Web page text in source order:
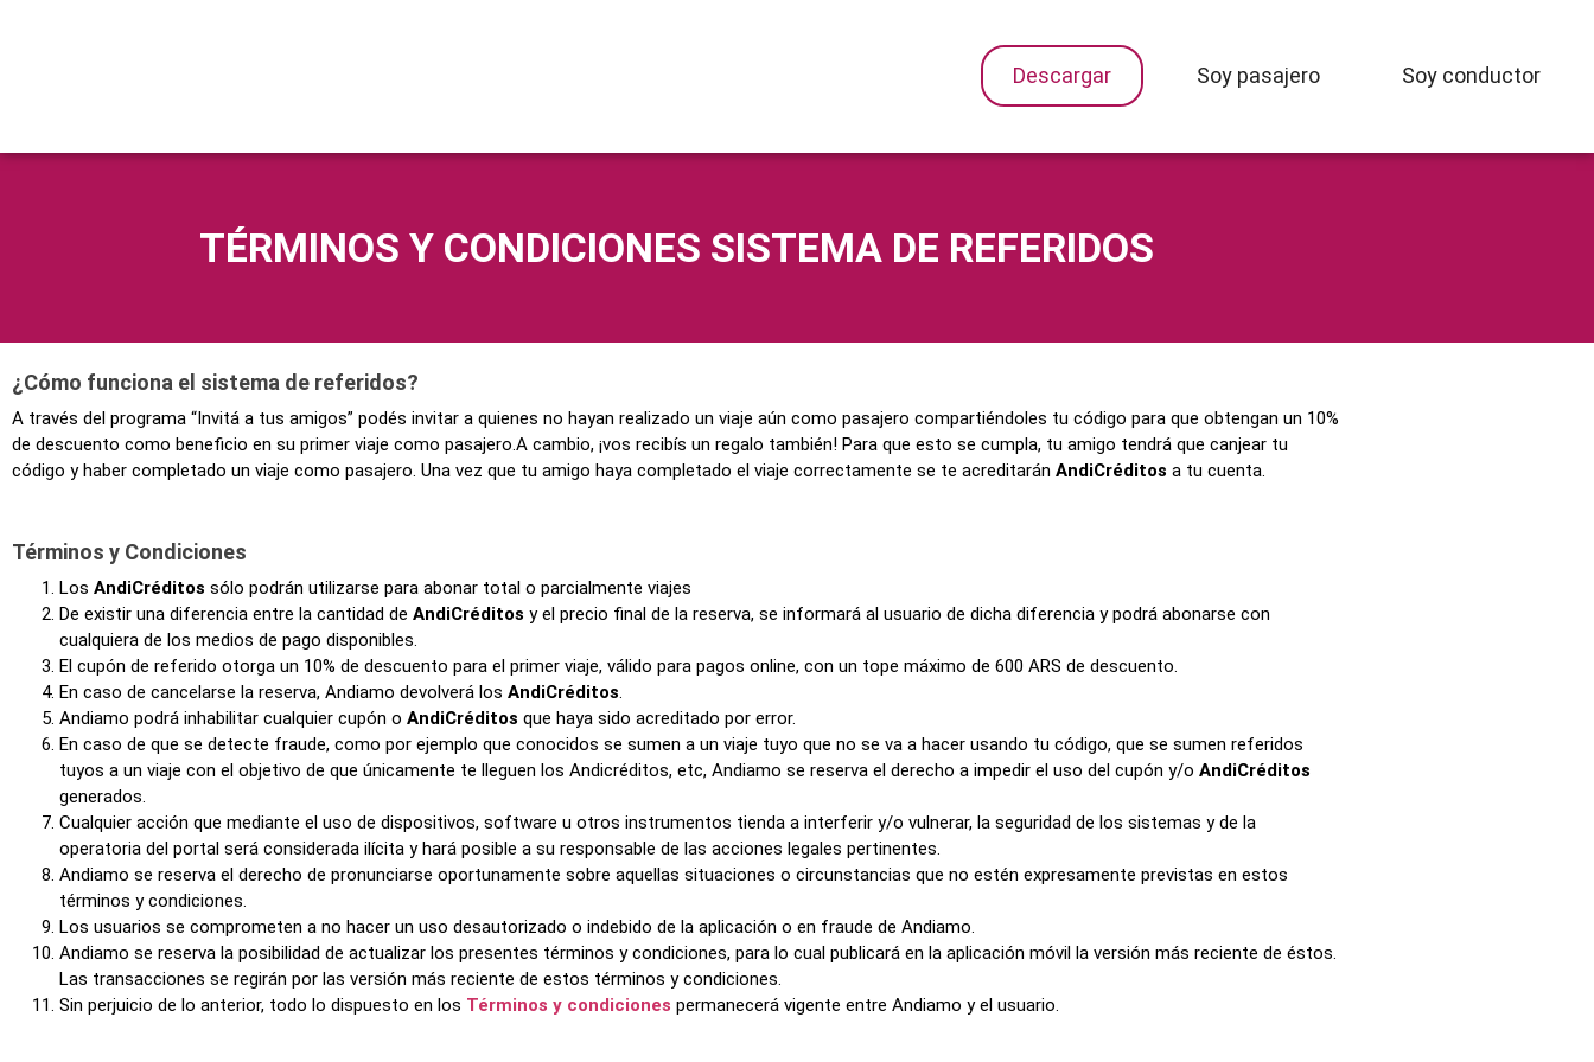
Descargar Soy pasajero Soy conductor
TÉRMINOS Y CONDICIONES SISTEMA DE REFERIDOS
¿Cómo funciona el sistema de referidos?
A través del programa “Invitá a tus amigos” podés invitar a quienes no hayan realizado un viaje aún como pasajero compartiéndoles tu código para que obtengan un 10%
de descuento como beneficio en su primer viaje como pasajero.A cambio, ¡vos recibís un regalo también! Para que esto se cumpla, tu amigo tendrá que canjear tu
código y haber completado un viaje como pasajero. Una vez que tu amigo haya completado el viaje correctamente se te acreditarán AndiCréditos a tu cuenta.
Términos y Condiciones
Los AndiCréditos sólo podrán utilizarse para abonar total o parcialmente viajes
De existir una diferencia entre la cantidad de AndiCréditos y el precio final de la reserva, se informará al usuario de dicha diferencia y podrá abonarse con
cualquiera de los medios de pago disponibles.
El cupón de referido otorga un 10% de descuento para el primer viaje, válido para pagos online, con un tope máximo de 600 ARS de descuento.
En caso de cancelarse la reserva, Andiamo devolverá los AndiCréditos.
Andiamo podrá inhabilitar cualquier cupón o AndiCréditos que haya sido acreditado por error.
En caso de que se detecte fraude, como por ejemplo que conocidos se sumen a un viaje tuyo que no se va a hacer usando tu código, que se sumen referidos
tuyos a un viaje con el objetivo de que únicamente te lleguen los Andicréditos, etc, Andiamo se reserva el derecho a impedir el uso del cupón y/o AndiCréditos
generados.
Cualquier acción que mediante el uso de dispositivos, software u otros instrumentos tienda a interferir y/o vulnerar, la seguridad de los sistemas y de la
operatoria del portal será considerada ilícita y hará posible a su responsable de las acciones legales pertinentes.
Andiamo se reserva el derecho de pronunciarse oportunamente sobre aquellas situaciones o circunstancias que no estén expresamente previstas en estos
términos y condiciones.
Los usuarios se comprometen a no hacer un uso desautorizado o indebido de la aplicación o en fraude de Andiamo.
Andiamo se reserva la posibilidad de actualizar los presentes términos y condiciones, para lo cual publicará en la aplicación móvil la versión más reciente de éstos.
Las transacciones se regirán por las versión más reciente de estos términos y condiciones.
Sin perjuicio de lo anterior, todo lo dispuesto en los Términos y condiciones permanecerá vigente entre Andiamo y el usuario.